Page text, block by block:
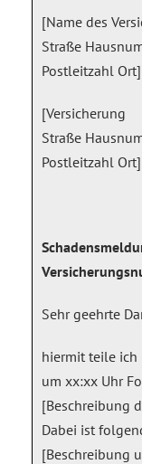
[Name des
Straße
Postleitzahl Ort]
[Versicherung
Straße
Postleitzahl Ort]
Sehr geehrte
hiermit teile ich
um xx:xx Uhr
[Beschreibung
Dabei ist
[Beschreibung